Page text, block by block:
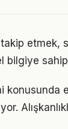
etmek,
bilgiye